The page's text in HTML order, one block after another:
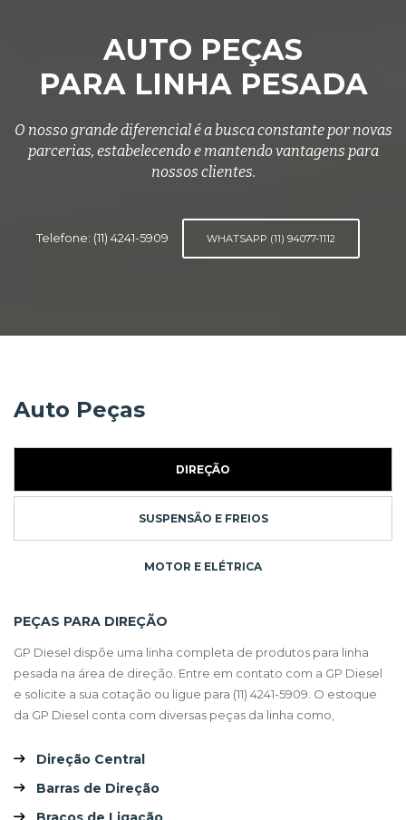
AUTO PEÇAS
PARA LINHA PESADA
O nosso grande diferencial é a busca constante por novas
parcerias, estabelecendo e mantendo vantagens para
nossos clientes.
Telefone: (11) 4241-5909 WHATSAPP (11) 94077-1112
Auto Peças
DIREÇÃO
SUSPENSÃO E FREIOS
MOTOR E ELÉTRICA
PEÇAS PARA DIREÇÃO
GP Diesel dispõe uma linha completa de produtos para linha
pesada na área de direção. Entre em contato com a GP Diesel
e solicite a sua cotação ou ligue para (11) 4241-5909. O estoque
da GP Diesel conta com diversas peças da linha como,
Direção Central
Barras de Direção